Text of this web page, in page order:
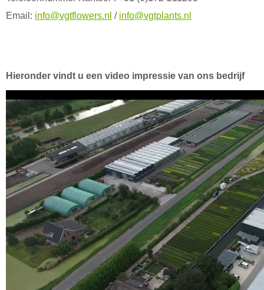
Email: info@vgtflowers.nl / info@vgtplants.nl
Hieronder vindt u een video impressie van ons bedrijf